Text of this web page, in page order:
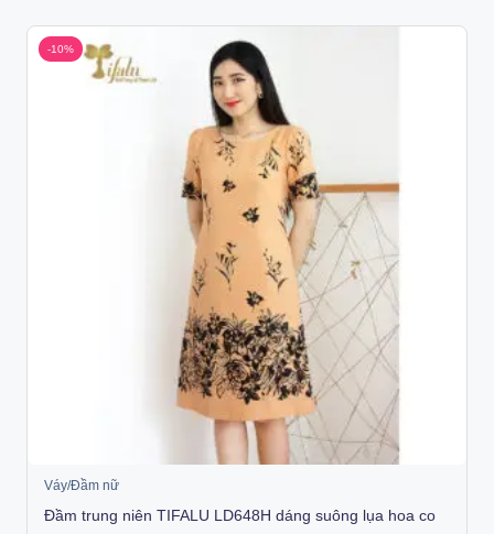
-10%
Váy/Đầm nữ
Đầm trung niên TIFALU LD648H dáng suông lụa hoa co